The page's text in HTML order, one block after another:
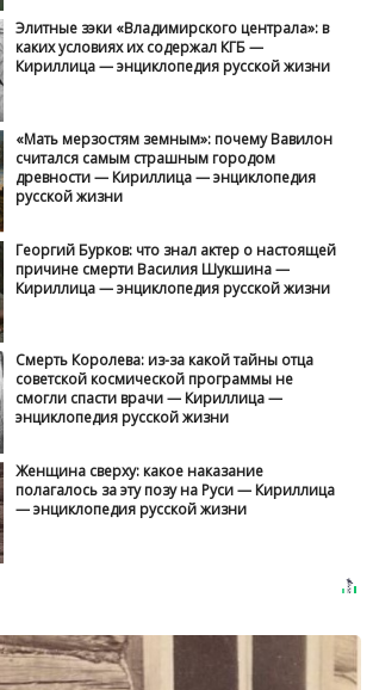
Элитные зэки «Владимирского централа»: в
каких условиях их содержал КГБ —
Кириллица — энциклопедия русской жизни
«Мать мерзостям земным»: почему Вавилон
считался самым страшным городом
древности — Кириллица — энциклопедия
русской жизни
Георгий Бурков: что знал актер о настоящей
причине смерти Василия Шукшина —
Кириллица — энциклопедия русской жизни
Смерть Королева: из-за какой тайны отца
советской космической программы не
смогли спасти врачи — Кириллица —
энциклопедия русской жизни
Женщина сверху: какое наказание
полагалось за эту позу на Руси — Кириллица
— энциклопедия русской жизни